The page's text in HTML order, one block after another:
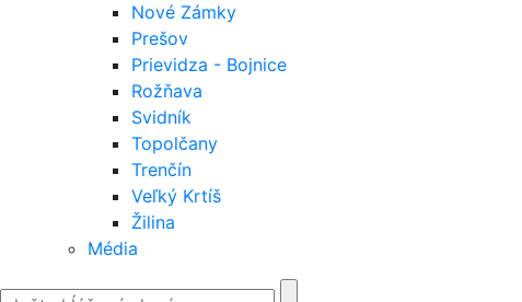
Nové Zámky
Prešov
Prievidza - Bojnice
Rožňava
Svidník
Topolčany
Trenčín
Veľký Krtíš
Žilina
Média